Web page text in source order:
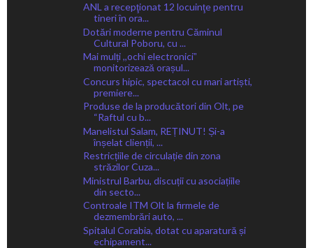
ANL a recepţionat 12 locuinţe pentru
tineri în ora...
Dotări moderne pentru Căminul
Cultural Poboru, cu ...
Mai mulți ,,ochi electroniciˮ
monitorizează orașul...
Concurs hipic, spectacol cu mari artiști,
premiere...
Produse de la producători din Olt, pe
“Raftul cu b...
Manelistul Salam, REȚINUT! Și-a
înșelat clienții, ...
Restricțiile de circulație din zona
străzilor Cuza...
Ministrul Barbu, discuții cu asociațiile
din secto...
Controale ITM Olt la firmele de
dezmembrări auto, ...
Spitalul Corabia, dotat cu aparatură și
echipament...